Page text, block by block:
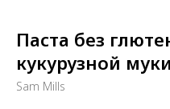
Паста без
кукурузной
Sam Mills